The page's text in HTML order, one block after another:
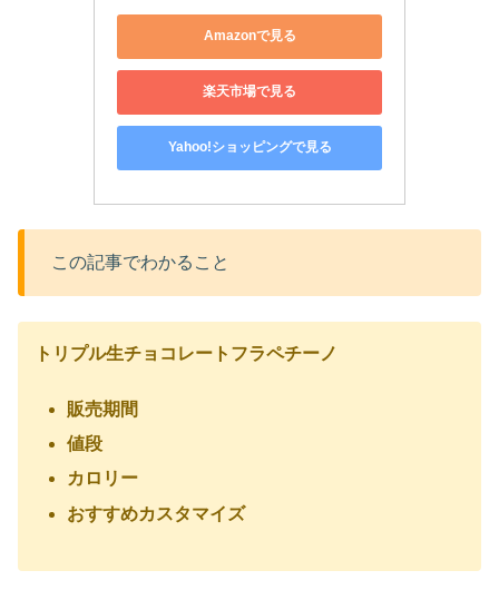
Amazonで見る
楽天市場で見る
Yahoo!ショッピングで見る
この記事でわかること
トリプル生チョコレートフラペチーノ
販売期間
値段
カロリー
おすすめカスタマイズ